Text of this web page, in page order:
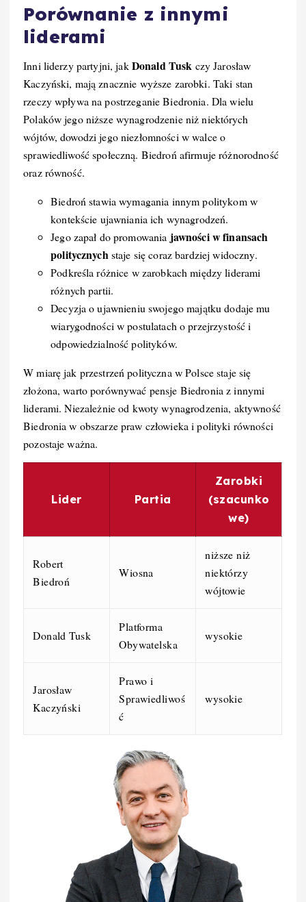
Porównanie z innymi
liderami
Inni liderzy partyjni, jakDonald Tusk czy Jarosław
Kaczyński, mają znacznie wyższe zarobki. Taki stan
rzeczy wpływa na postrzeganie Biedronia. Dla wielu
Polaków jego niższe wynagrodzenie niż niektórych
wójtów, dowodzi jego niezłomności w walce o
sprawiedliwość społeczną. Biedroń afirmuje różnorodność
oraz równość.
Biedroń stawia wymagania innym politykom w
kontekście ujawniania ich wynagrodzeń.
Jego zapał do promowania jawności w finansach
politycznych staje się coraz bardziej widoczny.
Podkreśla różnice w zarobkach między liderami
różnych partii.
Decyzja o ujawnieniu swojego majątku dodaje mu
wiarygodności w postulatach o przejrzystość i
odpowiedzialność polityków.
W miarę jak przestrzeń polityczna w Polsce staje się
złożona, warto porównywać pensje Biedronia z innymi
liderami. Niezależnie od kwoty wynagrodzenia, aktywność
Biedronia w obszarze praw człowieka i polityki równości
pozostaje ważna.
Lider Partia
Zarobki
(szacunko
we)
Robert
Biedroń
Wiosna
niższe niż
niektórzy
wójtowie
Donald Tusk
Platforma
Obywatelska
wysokie
Jarosław
Kaczyński
Prawo i
Sprawiedliwoś
ć
wysokie